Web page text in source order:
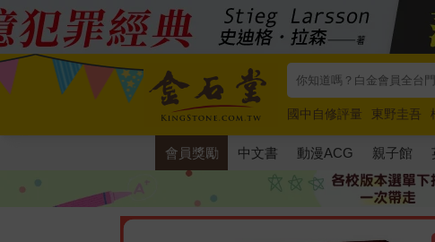
國中自修評量 東野圭吾
唯紅花綻放
奧德賽 路邊
會員獎勵 中文書 動漫ACG 親子館